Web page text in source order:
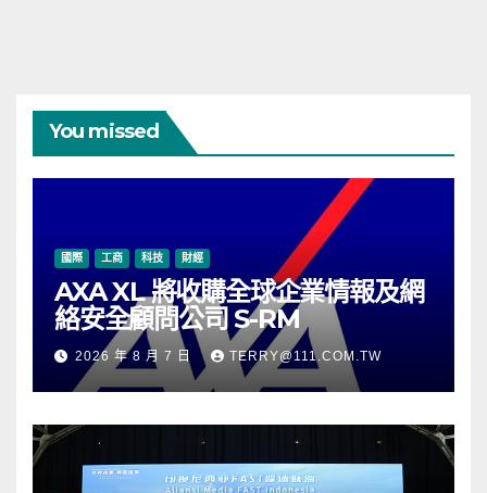
You missed
國際 工商 科技 財經
AXA XL 將收購全球企業情報及網
絡安全顧問公司 S-RM
2026 年 8 月 7 日 TERRY@111.COM.TW